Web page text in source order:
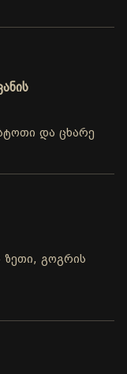
და ცხარე
ზეთი, გოგრის